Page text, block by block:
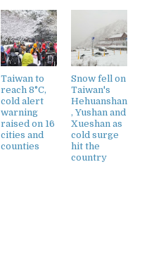
Taiwan to
reach 8°C,
cold alert
warning
raised on 16
cities and
counties
Snow fell on
Taiwan's
Hehuanshan
, Yushan and
Xueshan as
cold surge
hit the
country